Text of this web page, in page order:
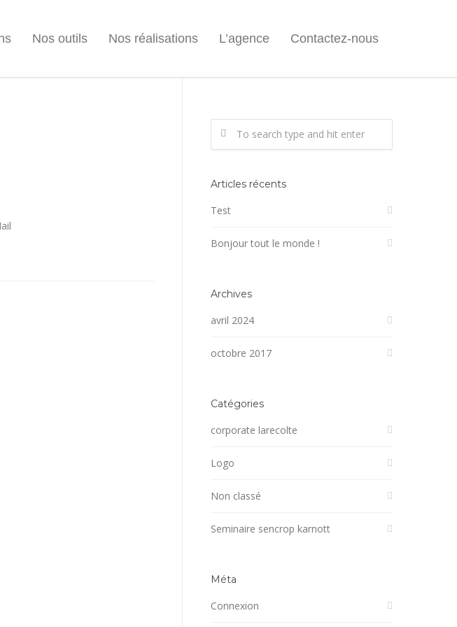
Nos outils Nos réalisations L’agence Contactez-nous
Articles récents
Test
Bonjour tout le monde !
Archives
avril 2024
octobre 2017
Catégories
corporate larecolte
Logo
Non classé
Seminaire sencrop karnott
Méta
Connexion